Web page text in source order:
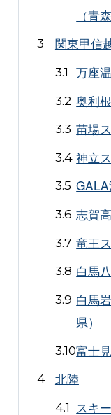
（青
関東甲信
万座
奥利
苗場
神立
GALA
志賀
竜王
白馬
白馬
県）
富士
北陸
スキ